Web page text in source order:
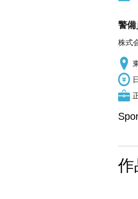
警備
株式
作